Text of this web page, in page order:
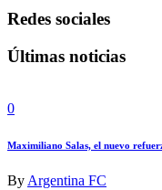
Redes sociales
Últimas noticias
0
Maximiliano Salas, el nuevo
ByArgentina FC